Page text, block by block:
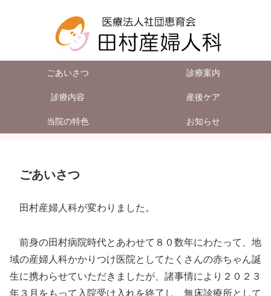
ごあいさつ 診療案内
診療内容 産後ケア
当院の特色 お知らせ
ごあいさつ
田村産婦人科が変わりました。
前身の田村病院時代とあわせて８０数年にわたって、地
域の産婦人科かかりつけ医院としてたくさんの赤ちゃん誕
生に携わらせていただきましたが、諸事情により２０２３
年３月をもって入院受け入れを終了し、無床診療所として